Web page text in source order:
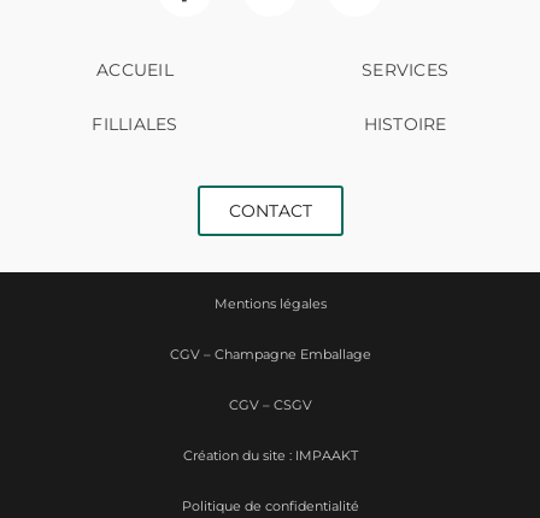
ACCUEIL SERVICES
FILLIALES HISTOIRE
CONTACT
Mentions légales
CGV – Champagne Emballage
CGV – CSGV
Politique de confidentialité
Création du site : IMPAAKT